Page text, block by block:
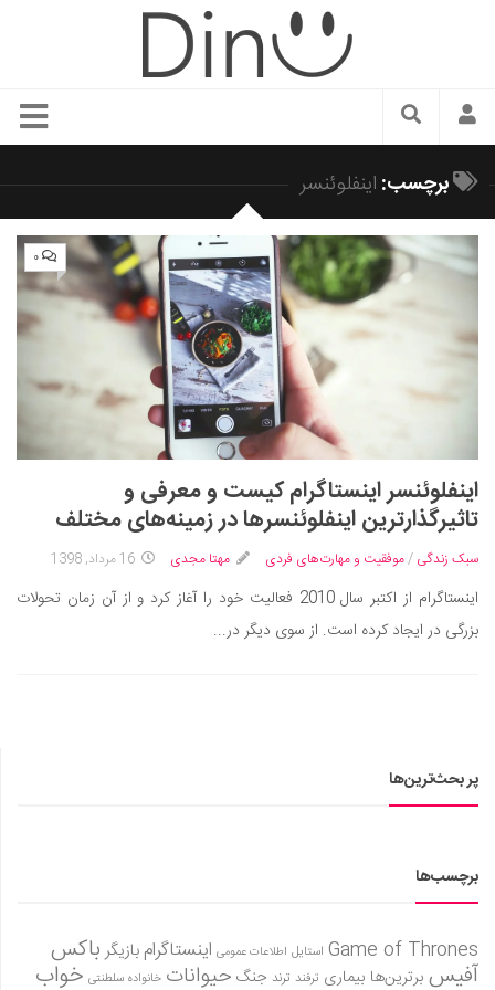
سبک زندگی
زیبایی و آرایش
شیک پوشی
دکوراسیون و چیدمان
رستوران گردی
سفر و گردشگری
ایران گردی
جهان گردی
موفقیت و مهارت‌های فردی
بیماری و درمان
کودک و مادر
روانشناسی
مراکز پزشکی و دارویی
فرهنگ و هنر
برچسب: اینفلوئنسر
۰
اینفلوئنسر اینستاگرام کیست و معرفی و
تاثیرگذارترین اینفلوئنسرها در زمینه‌های مختلف
سبک زندگی /موفقیت و مهارت‌های فردی مهتا مجدی 16 مرداد, 1398
اینستاگرام از اکتبر سال 2010 فعالیت خود را آغاز کرد و از آن زمان تحولات
بزرگی در ایجاد کرده است. از سوی دیگر در...
پر بحث‌ترین‌ها
برچسب‌ها
Game of Thrones استایل اطلاعات عمومی اینستاگرام بازیگر باکس
آفیس برترین‌ها بیماری ترفند ترند جنگ حیوانات خانواده سلطنتی خواب